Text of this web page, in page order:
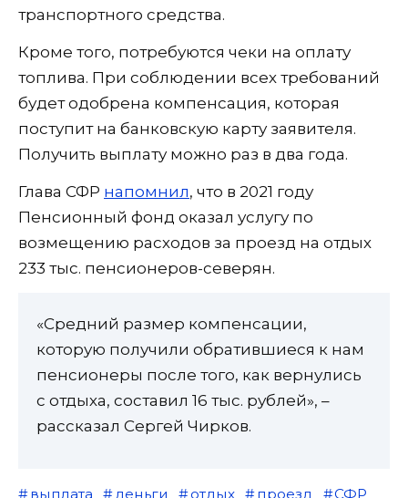
транспортного средства.
Кроме того, потребуются чеки на оплату
топлива. При соблюдении всех требований
будет одобрена компенсация, которая
поступит на банковскую карту заявителя.
Получить выплату можно раз в два года.
Глава СФР напомнил, что в 2021 году
Пенсионный фонд оказал услугу по
возмещению расходов за проезд на отдых
233 тыс. пенсионеров-северян.
«Средний размер компенсации,
которую получили обратившиеся к нам
пенсионеры после того, как вернулись
с отдыха, составил 16 тыс. рублей», –
рассказал Сергей Чирков.
выплата деньги отдых проезд
СФР